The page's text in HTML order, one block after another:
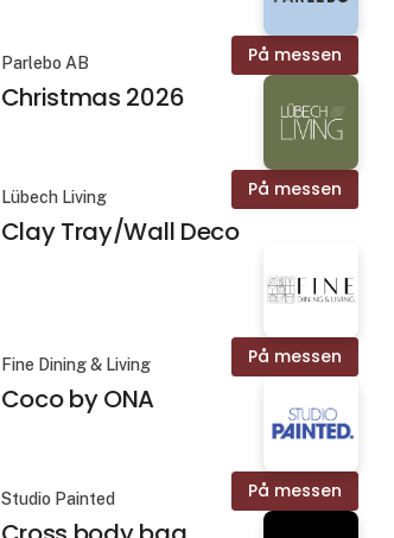
På messen
Parlebo AB
Christmas 2026
På messen
Lübech Living
Clay Tray/Wall Deco
På messen
Fine Dining & Living
Coco by ONA
På messen
Studio Painted